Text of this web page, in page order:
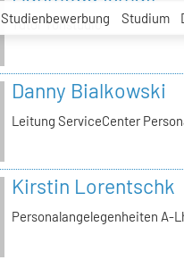
Studienbewerbung Studium
Tutor Tonstudio
Danny Bialkowski
Leitung ServiceCenter
Kirstin Lorentschk
Personalangelegenheiten A-